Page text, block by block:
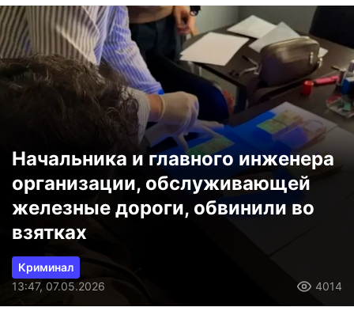
Начальника и главного инженера
организации, обслуживающей
железные дороги, обвинили во
взятках
Криминал
13:47, 07.05.2026
4014